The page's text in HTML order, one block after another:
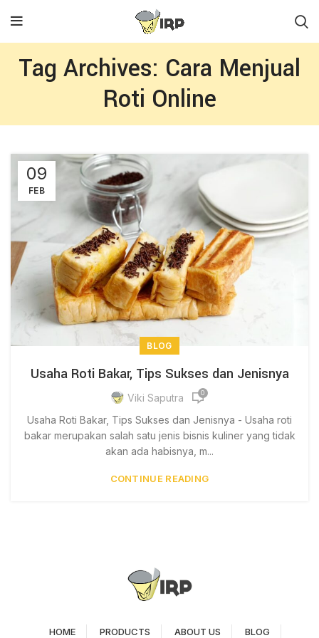
Tag Archives: Cara Menjual
Roti Online
09
FEB
BLOG
Usaha Roti Bakar, Tips Sukses dan Jenisnya
Viki Saputra 0
Usaha Roti Bakar, Tips Sukses dan Jenisnya - Usaha roti
bakar merupakan salah satu jenis bisnis kuliner yang tidak
akan ada habisnya, m...
CONTINUE READING
HOME PRODUCTS ABOUT US BLOG